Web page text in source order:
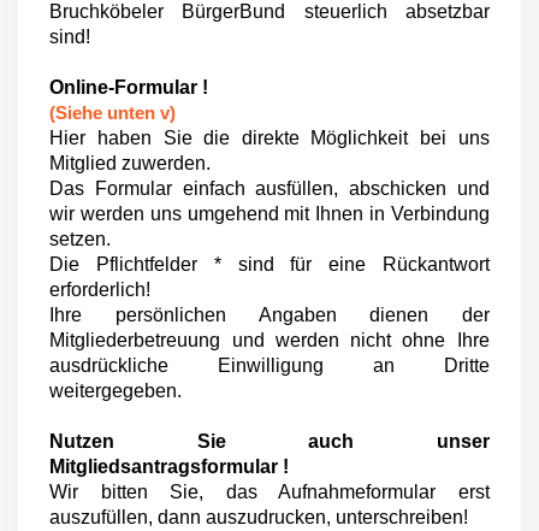
Bruchköbeler BürgerBund steuerlich absetzbar
sind!
Online-Formular !
(Siehe unten v)
Hier haben Sie die direkte Möglichkeit bei uns
Mitglied zuwerden.
Das Formular einfach ausfüllen, abschicken und
wir werden uns umgehend mit Ihnen in Verbindung
setzen.
Die Pflichtfelder * sind für eine Rückantwort
erforderlich!
Ihre persönlichen Angaben dienen der
Mitgliederbetreuung und werden nicht ohne Ihre
ausdrückliche Einwilligung an Dritte
weitergegeben.
Nutzen Sie auch unser
Mitgliedsantragsformular !
Wir bitten Sie, das Aufnahmeformular erst
auszufüllen, dann auszudrucken, unterschreiben!